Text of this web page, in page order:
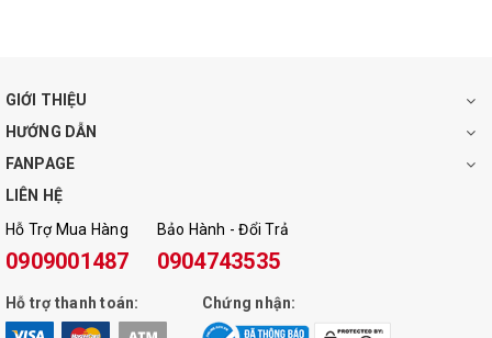
Kích thước: 45x20x28cm
GIỚI THIỆU
HƯỚNG DẪN
FANPAGE
LIÊN HỆ
Hỗ Trợ Mua Hàng
0909001487
Bảo Hành - Đổi Trả
0904743535
Hỗ trợ thanh toán: Chứng nhận: